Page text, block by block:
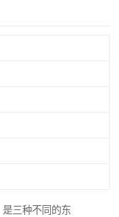
三种不同的东